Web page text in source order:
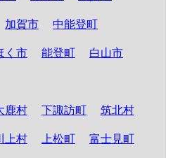
加賀市 中能登町
く市 能登町 白山市
鹿村 下諏訪町 筑北村
上村 上松町 富士見町